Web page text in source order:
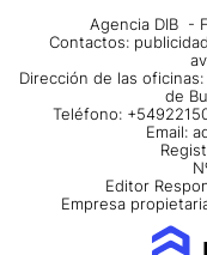
Agencia DIB -
Contactos:
Dirección de las
de
Teléfono:
Email:
Editor
Empresa